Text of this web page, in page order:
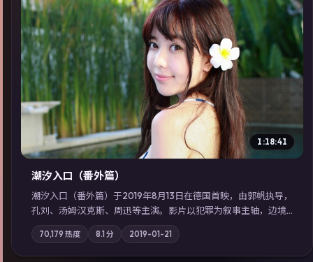
▶
1:18:41
潮汐入口（番外篇）
潮汐入口（番外篇）于2019年8月13日在德国首映，由郭帆执导，
孔刘、汤姆·汉克斯、周迅等主演。影片以犯罪为叙事主轴，边境
小镇的平静被一封匿名信彻底打破；摄影与配乐强化地域气质；
站内亦可通过「国产免费观看高清电视剧在线看」延展检索同类
型高分佳作，畅享高清在线追剧体验。
70,179 热度 8.1 分 2019-01-21